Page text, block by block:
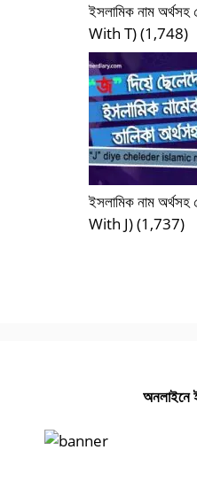
ইসলামিক নাম
With T)(1,748)
ইসলামিক নাম
With J)(1,737)
অনলাইনে